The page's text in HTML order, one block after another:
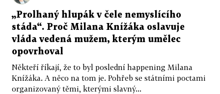
„Prolhaný hlupák v čele nemyslícího
stáda“. Proč Milana Knížáka oslavuje
vláda vedená mužem, kterým umělec
opovrhoval
Někteří říkají, že to byl poslední happening Milana
Knížáka. A něco na tom je. Pohřeb se státními poctami
organizovaný těmi, kterými slavný...